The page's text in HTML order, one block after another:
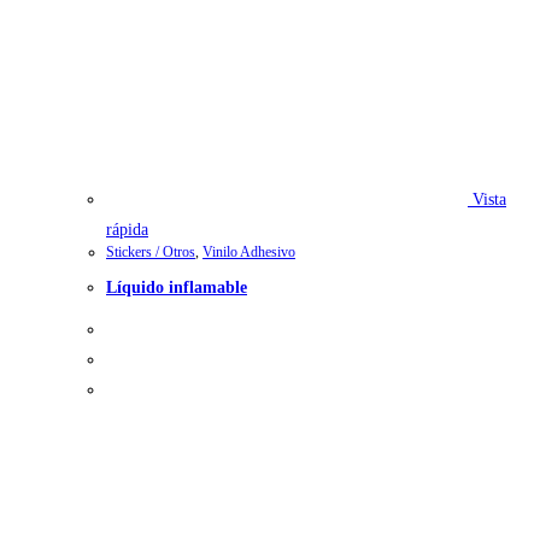
Vista
rápida
Stickers / Otros Vinilo Adhesivo
Líquido inflamable